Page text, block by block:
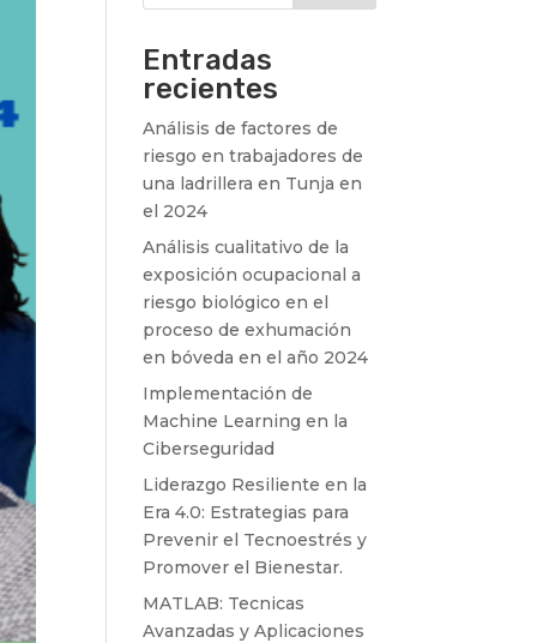
Entradas
recientes
Análisis de factores de
riesgo en trabajadores de
una ladrillera en Tunja en
el 2024
Análisis cualitativo de la
exposición ocupacional a
riesgo biológico en el
proceso de exhumación
en bóveda en el año 2024
Implementación de
Machine Learning en la
Ciberseguridad
Liderazgo Resiliente en la
Era 4.0: Estrategias para
Prevenir el Tecnoestrés y
Promover el Bienestar.
MATLAB: Tecnicas
Avanzadas y Aplicaciones